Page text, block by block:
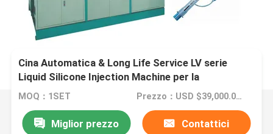
Cina Automatica & Long Life Service LV serie
Liquid Silicone Injection Machine per la
produzione di prodotti medici in silicone
MOQ：1SET Prezzo：USD $39,000.00 - $45,000.00/sets
Miglior prezzo Contattici